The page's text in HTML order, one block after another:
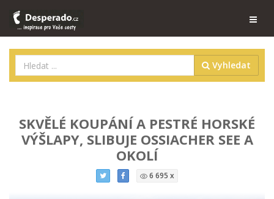
Vyhledat
SKVĚLÉ KOUPÁNÍ A PESTRÉ HORSKÉ
VÝŠLAPY, SLIBUJE OSSIACHER SEE A
OKOLÍ
6 695 x